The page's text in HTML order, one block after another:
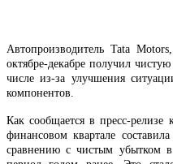
Автопроизводитель Tata
октябре-декабре получил
числе из-за улучшения
компонентов.
Как сообщается в пресс-
финансовом квартале
сравнению с чистым убытком